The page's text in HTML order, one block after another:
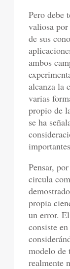
Pero debe
valiosa
de sus
ambos
alcanza la
varias
propio de
se ha
Pensar,
circula
propia
un error.
consiste
modelo de
realmente